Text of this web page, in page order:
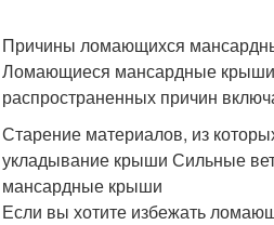
Причины ломающихся
Ломающиеся мансардные крыши
распространенных причин
Старение материалов, из
укладывание крыши Сильные
мансардные крыши
Если вы хотите избежать